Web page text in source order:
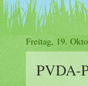
Freitag, 19.
PVDA-